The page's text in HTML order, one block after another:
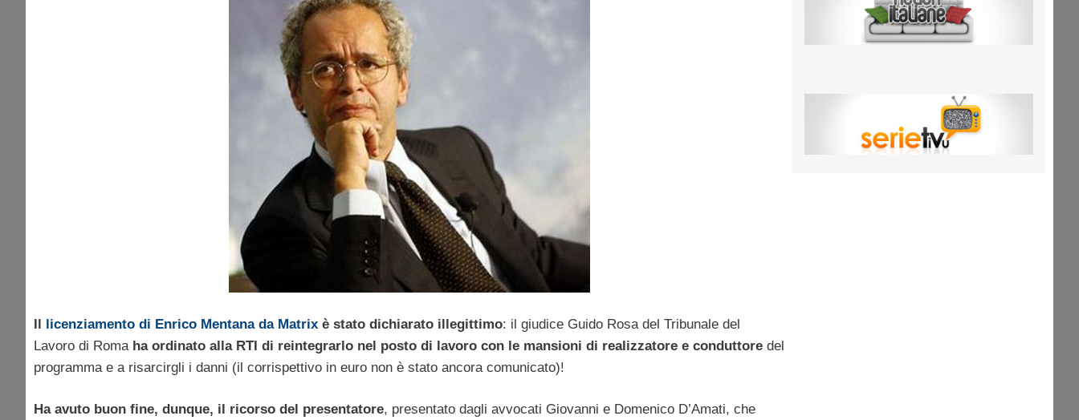
Il licenziamento di Enrico Mentana da Matrix è stato dichiarato illegittimo: il giudice Guido Rosa del Tribunale del
Lavoro di Roma ha ordinato alla RTI di reintegrarlo nel posto di lavoro con le mansioni di realizzatore e conduttore del
programma e a risarcirgli i danni (il corrispettivo in euro non è stato ancora comunicato)!
Ha avuto buon fine, dunque, il ricorso del presentatore, presentato dagli avvocati Giovanni e Domenico D’Amati, che